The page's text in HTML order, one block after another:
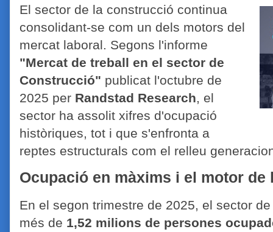
El sector de la construcció continua
consolidant-se com un dels motors del
mercat laboral. Segons l'informe
"Mercat de treball en el sector de
Construcció" publicat l'octubre de
2025 per Randstad Research, el
sector ha assolit xifres d'ocupació
històriques, tot i que s'enfronta a
reptes estructurals com el relleu
Ocupació en màxims i el motor
En el segon trimestre de 2025, el sector
més de 1,52 milions de persones